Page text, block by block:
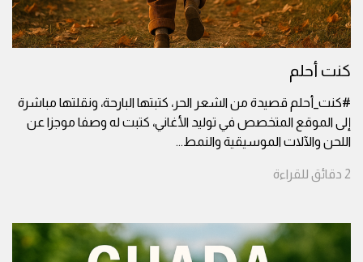
كنت أحلم
#كنت_أحلم قصيدة من الشعر الحر، كتبتها البارحة، ونقلتها مباشرة
إلى الموقع المتخصص في توليد الأغاني، كتبت له وصفا موجزا عن
اللحن والآلات الموسيقية والنمط...
2 دقائق للقراءة